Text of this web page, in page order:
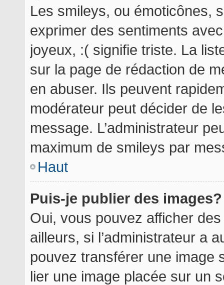
Les smileys, ou émoticônes,
exprimer des sentiments
joyeux, :( signifie triste. La
sur la page de rédaction de
en abuser. Ils peuvent
modérateur peut décider de
message. L’administrateur
maximum de smileys par
Haut
Puis-je publier des images?
Oui, vous pouvez afficher
ailleurs, si l’administrateur a
pouvez transférer une image
lier une image placée sur un